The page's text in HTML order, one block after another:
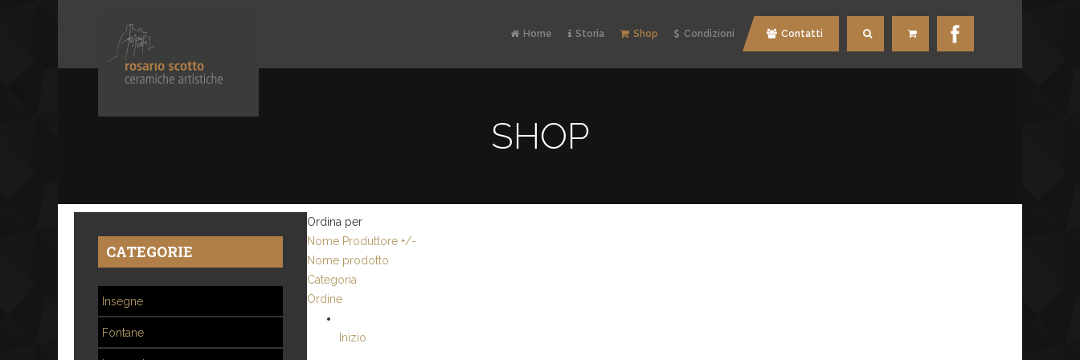
Home Storia Shop Condizioni
Contatti
SHOP
Ordina per
Nome Produttore +/-
Nome prodotto
Categoria
Ordine
Inizio
CATEGORIE
Insegne
Fontane